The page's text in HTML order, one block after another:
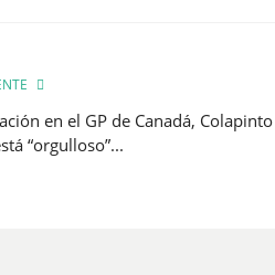
en el GP de Canadá, Colapinto
“orgulloso”...